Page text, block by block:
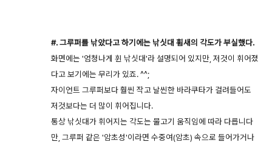
#. 그루퍼를 낚았다고 하기에는 낚싯대 휨새의 각도가 부실했다.
화면에는 '엄청나게 휜 낚싯대'라 설명되어 있지만, 저것이 휘어졌
다고 보기에는 무리가 있죠. ^^;
자이언트 그루퍼보다 훨씬 작고 날씬한 바라쿠타가 걸려들어도
저것보다는 더 많이 휘어집니다.
통상 낚싯대가 휘어지는 각도는 물고기 움직임에 따라 다릅니다
만, 그루퍼 같은 '암초성'이라면 수중여(암초) 속으로 들어가거나